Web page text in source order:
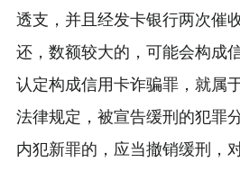
透支，并且经发卡银行两次催
还，数额较大的，可能会构成
认定构成信用卡诈骗罪，就属
法律规定，被宣告缓刑的犯罪
内犯新罪的，应当撤销缓刑，